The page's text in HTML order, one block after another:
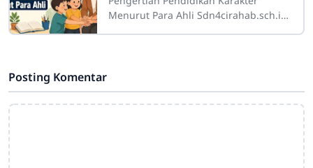
Menurut Para Ahli Sdn4cirahab.sch.id-
Posting Komentar